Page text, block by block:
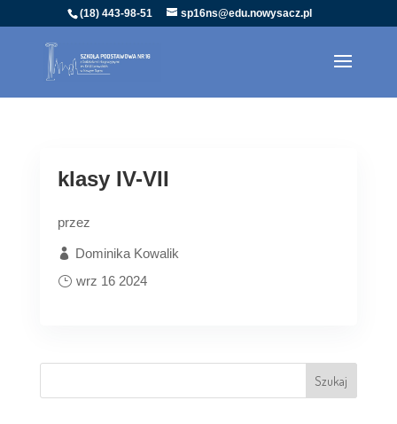
(18) 443-98-51 sp16ns@edu.nowysacz.pl
klasy IV-VII
przez
Dominika Kowalik
wrz 16 2024